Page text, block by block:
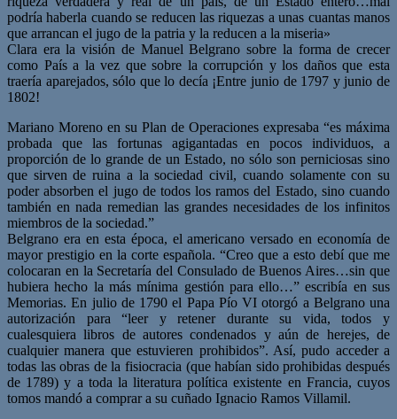
podría haberla cuando se reducen las riquezas a unas cuantas manos
que arrancan el jugo de la patria y la reducen a la miseria»
Clara era la visión de Manuel Belgrano sobre la forma de crecer
como País a la vez que sobre la corrupción y los daños que esta
traería aparejados, sólo que lo decía ¡Entre junio de 1797 y junio de
1802!
Mariano Moreno en su Plan de Operaciones expresaba “es máxima
probada que las fortunas agigantadas en pocos individuos, a
proporción de lo grande de un Estado, no sólo son perniciosas sino
que sirven de ruina a la sociedad civil, cuando solamente con su
poder absorben el jugo de todos los ramos del Estado, sino cuando
también en nada remedian las grandes necesidades de los infinitos
miembros de la sociedad.”
Belgrano era en esta época, el americano versado en economía de
mayor prestigio en la corte española. “Creo que a esto debí que me
colocaran en la Secretaría del Consulado de Buenos Aires…sin que
hubiera hecho la más mínima gestión para ello…” escribía en sus
Memorias. En julio de 1790 el Papa Pío VI otorgó a Belgrano una
autorización para “leer y retener durante su vida, todos y
cualesquiera libros de autores condenados y aún de herejes, de
cualquier manera que estuvieren prohibidos”. Así, pudo acceder a
todas las obras de la fisiocracia (que habían sido prohibidas después
de 1789) y a toda la literatura política existente en Francia, cuyos
tomos mandó a comprar a su cuñado Ignacio Ramos Villamil.